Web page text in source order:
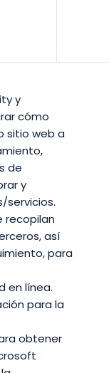
y
cómo
sitio web a
de
y
servicios.
recopilan
así
para
en línea.
para la
obtener